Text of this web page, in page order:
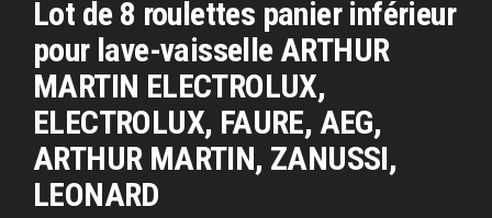
Lot de 8 roulettes panier inférieur
pour lave-vaisselle ARTHUR
MARTIN ELECTROLUX,
ELECTROLUX, FAURE, AEG,
ARTHUR MARTIN, ZANUSSI,
LEONARD